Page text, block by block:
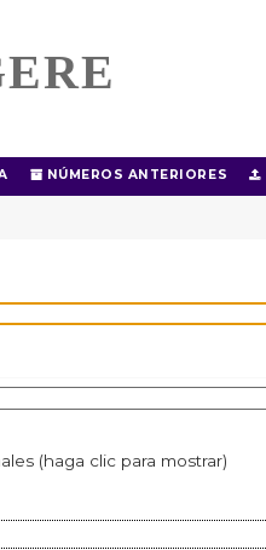
NÚMEROS ANTERIORES
(haga clic para mostrar)